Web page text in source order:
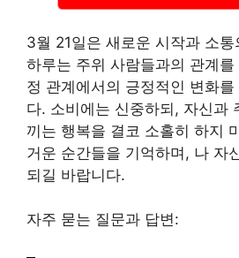
3월 21일은 새로운 시작과 소
하루는 주위 사람들과의 관계
정 관계에서의 긍정적인 변화
다. 소비에는 신중하되, 자신과
끼는 행복을 결코 소홀히 하지
거운 순간들을 기억하며, 나 자
되길 바랍니다.
자주 묻는 질문과 답변: